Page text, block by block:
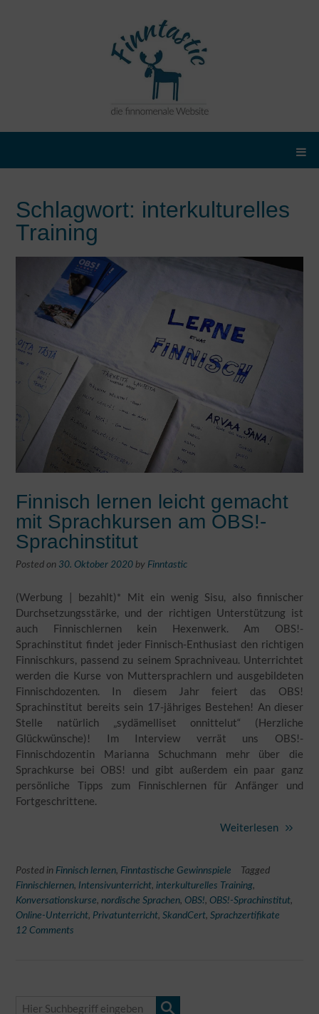
Schlagwort: interkulturelles
Training
Finnisch lernen leicht gemacht
mit Sprachkursen am OBS!-
Sprachinstitut
Posted on 30. Oktober 2020 by Finntastic
(Werbung | bezahlt)* Mit ein wenig Sisu, also finnischer
Durchsetzungsstärke, und der richtigen Unterstützung ist
auch Finnischlernen kein Hexenwerk. Am OBS!-
Sprachinstitut findet jeder Finnisch-Enthusiast den richtigen
Finnischkurs, passend zu seinem Sprachniveau. Unterrichtet
werden die Kurse von Muttersprachlern und ausgebildeten
Finnischdozenten. In diesem Jahr feiert das OBS!
Sprachinstitut bereits sein 17-jähriges Bestehen! An dieser
Stelle natürlich „sydämelliset onnittelut“ (Herzliche
Glückwünsche)! Im Interview verrät uns OBS!-
Finnischdozentin Marianna Schuchmann mehr über die
Sprachkurse bei OBS! und gibt außerdem ein paar ganz
persönliche Tipps zum Finnischlernen für Anfänger und
Fortgeschrittene.
Weiterlesen
Posted in Finnisch lernen, Finntastische Gewinnspiele
Tagged
Finnischlernen, Intensivunterricht, interkulturelles Training,
Konversationskurse, nordische Sprachen, OBS!, OBS!-Sprachinstitut,
Online-Unterricht, Privatunterricht, SkandCert, Sprachzertifikate
12 Comments